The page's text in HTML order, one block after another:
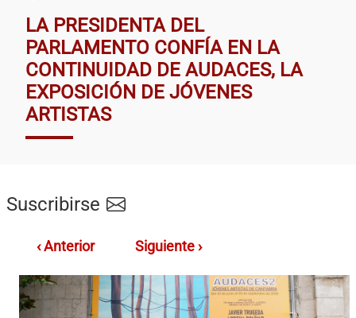
LA PRESIDENTA DEL
PARLAMENTO CONFÍA EN LA
CONTINUIDAD DE AUDACES, LA
EXPOSICIÓN DE JÓVENES
ARTISTAS
Suscribirse
‹ Anterior Siguiente ›